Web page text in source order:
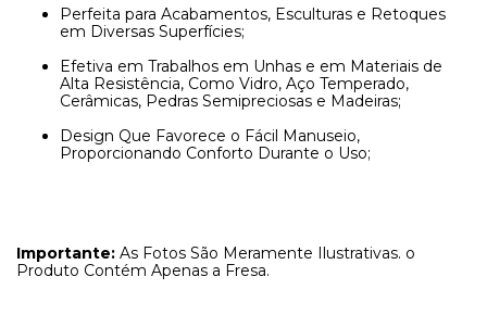
Perfeita para Acabamentos, Esculturas e Retoques
em Diversas Superfícies;
Efetiva em Trabalhos em Unhas e em Materiais de
Alta Resistência, Como Vidro, Aço Temperado,
Cerâmicas, Pedras Semipreciosas e Madeiras;
Design Que Favorece o Fácil Manuseio,
Proporcionando Conforto Durante o Uso;
Importante: As Fotos São Meramente Ilustrativas. o
Produto Contém Apenas a Fresa.